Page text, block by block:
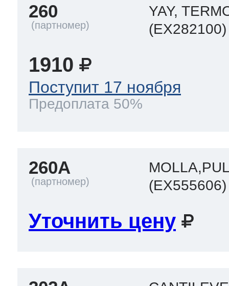
260
YAY,
(EX282100)
1910
Поступит 17 ноября
Предоплата 50%
260A
(EX555606)
Уточнить цену